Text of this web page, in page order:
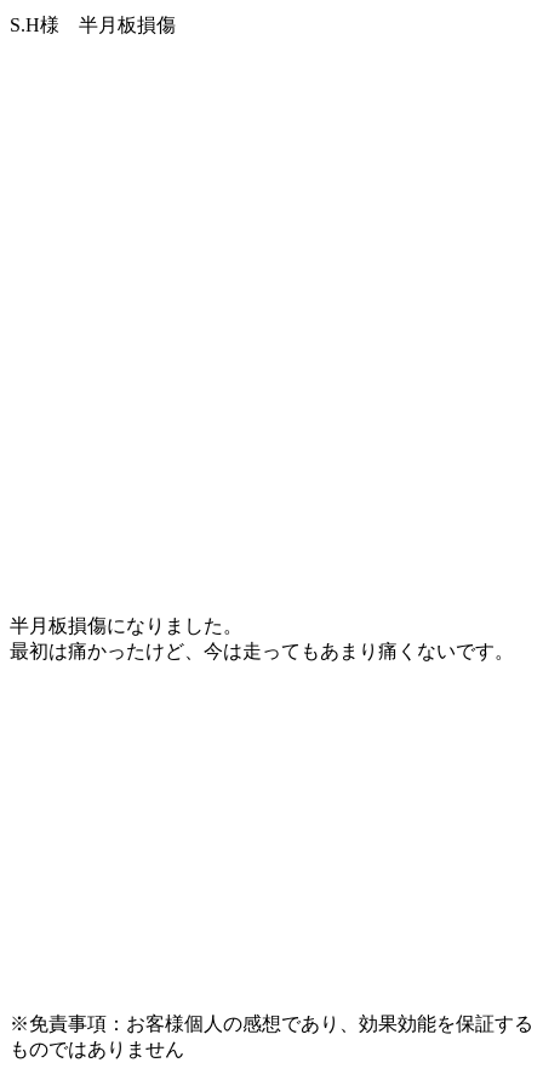
S.H様 半月板損傷
半月板損傷になりました。
最初は痛かったけど、今は走ってもあまり痛くないです。
※免責事項：お客様個人の感想であり、効果効能を保証する
ものではありません